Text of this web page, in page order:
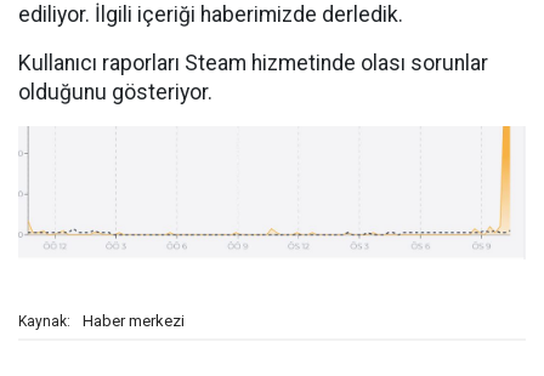
ediliyor. İlgili içeriği haberimizde derledik.
Kullanıcı raporları Steam hizmetinde olası sorunlar
olduğunu gösteriyor.
Kaynak: Haber merkezi